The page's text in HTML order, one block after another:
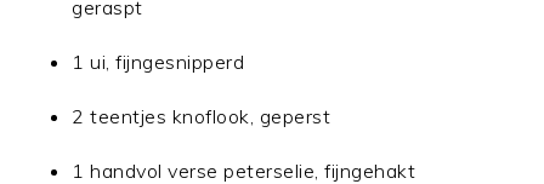
geraspt
1 ui, fijngesnipperd
2 teentjes knoflook, geperst
1 handvol verse peterselie, fijngehakt